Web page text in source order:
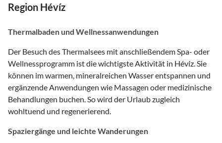
Region Hévíz
Thermalbaden und Wellnessanwendungen
Der Besuch des Thermalsees mit anschließendem Spa- oder
Wellnessprogramm ist die wichtigste Aktivität in Hévíz. Sie
können im warmen, mineralreichen Wasser entspannen und
ergänzende Anwendungen wie Massagen oder medizinische
Behandlungen buchen. So wird der Urlaub zugleich
wohltuend und regenerierend.
Spaziergänge und leichte Wanderungen